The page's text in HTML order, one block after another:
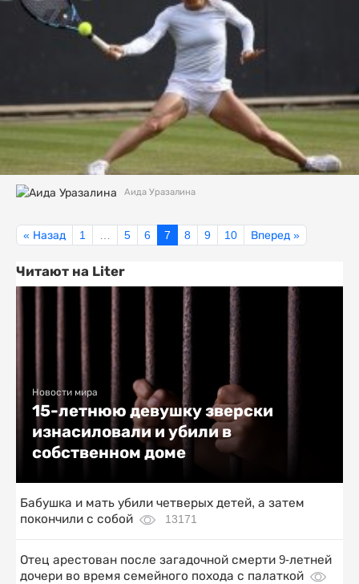
Аида Уразалина
« Назад 1 5 6 7 8 9 10 Вперед »
Читают на Liter
Новости мира
15-летнюю девушку зверски
изнасиловали и убили в
собственном доме
Бабушка и мать убили четверых детей, а затем
покончили с собой
13171
Отец арестован после загадочной смерти 9-летней
дочери во время семейного похода с палаткой